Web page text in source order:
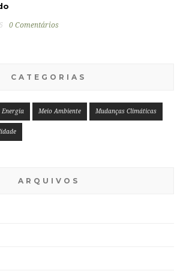
0 Comentários
CATEGORIAS
Energia Meio Ambiente Mudanças Climáticas
ARQUIVOS